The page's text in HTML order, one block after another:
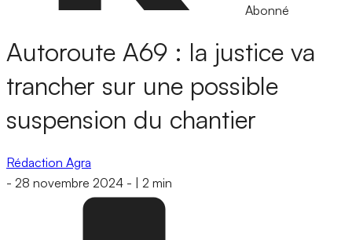
Abonné
Autoroute A69 : la justice va
trancher sur une possible
suspension du chantier
Rédaction Agra
- 28 novembre 2024 - 2 min